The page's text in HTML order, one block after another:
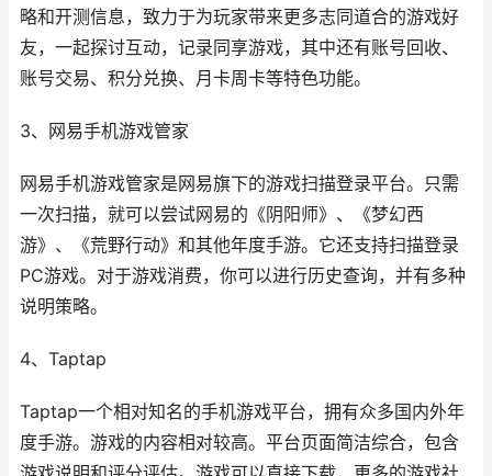
略和开测信息，致力于为玩家带来更多志同道合的游戏好
友，一起探讨互动，记录同享游戏，其中还有账号回收、
账号交易、积分兑换、月卡周卡等特色功能。
3、网易手机游戏管家
网易手机游戏管家是网易旗下的游戏扫描登录平台。只需
一次扫描，就可以尝试网易的《阴阳师》、《梦幻西
游》、《荒野行动》和其他年度手游。它还支持扫描登录
PC游戏。对于游戏消费，你可以进行历史查询，并有多种
说明策略。
4、Taptap
Taptap一个相对知名的手机游戏平台，拥有众多国内外年
度手游。游戏的内容相对较高。平台页面简洁综合，包含